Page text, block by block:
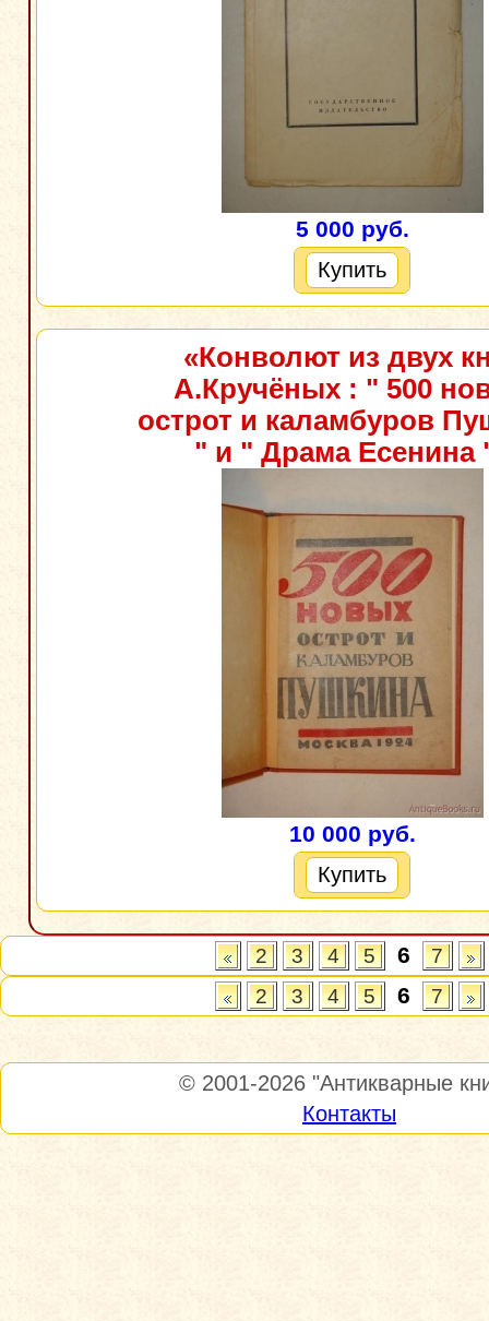
5 000 руб.
Купить
«Конволют из двух
А.Кручёных : " 500
острот и каламбуров
" и " Драма Есенина
10 000 руб.
Купить
2 3 4 5 6
7
2 3 4 5 6 7
© 2001-2026 "Антикварные
Контакты